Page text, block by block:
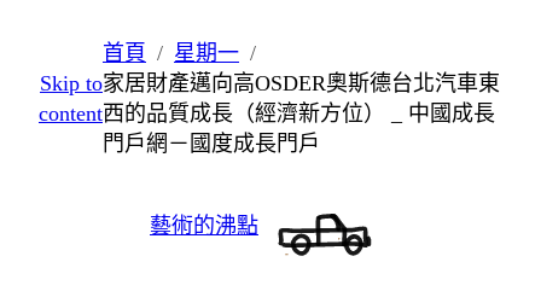
至
主
Skip to
content
首頁
星期一
家居財產邁向高OSDER奧斯德台北汽車東
西的品質成長（經濟新方位） _ 中國成長
門戶網－國度成長門戶
藝術的沸點